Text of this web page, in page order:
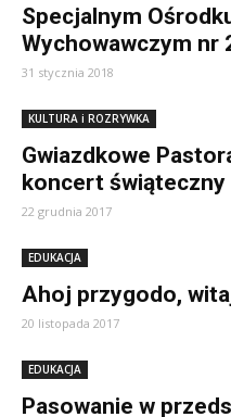
Specjalnym
Wychowawczym nr
31 stycznia 2018
KULTURA i ROZRYWKA
Gwiazdkowe
koncert świąteczny
22 grudnia 2017
EDUKACJA
Ahoj przygodo,
20 listopada 2017
EDUKACJA
Pasowanie w